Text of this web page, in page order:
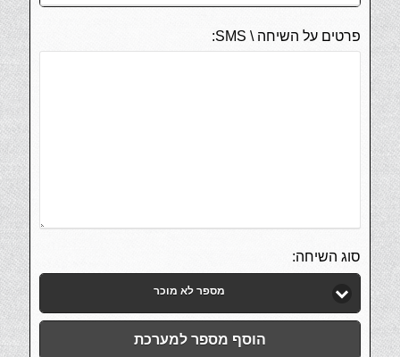
פרטים על השיחה \ SMS:
סוג השיחה:
מספר לא מוכר
הוסף מספר למערכת